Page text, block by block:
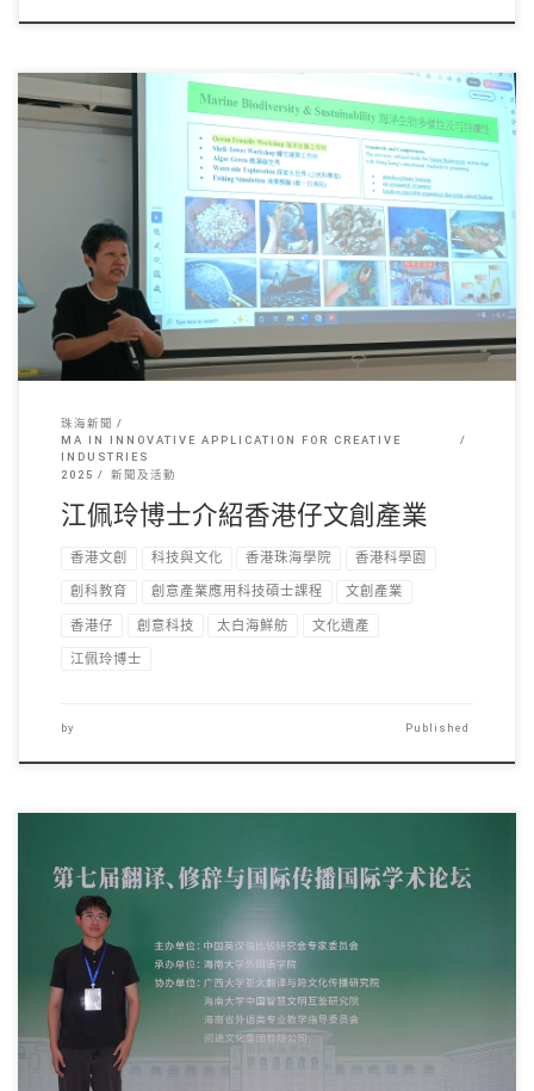
江佩玲博士日前為「創 […]
珠海新聞
MA IN INNOVATIVE APPLICATION FOR CREATIVE
INDUSTRIES
2025
新聞及活動
江佩玲博士介紹香港仔文創產業
香港文創 科技與文化 香港珠海學院 香港科學園
創科教育 創意產業應用科技碩士課程 文創產業
香港仔 創意科技 太白海鮮舫 文化遺產
江佩玲博士
by Published
新聞及傳播學系本科生 […]